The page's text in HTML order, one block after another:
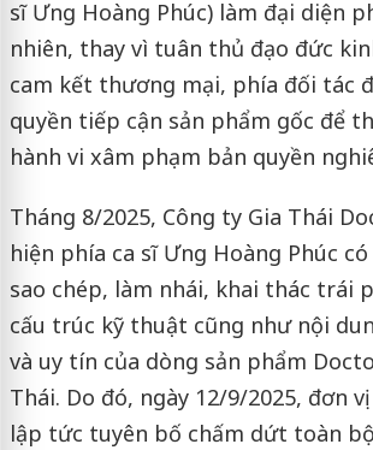
sĩ Ưng Hoàng Phúc) làm đại diện
nhiên, thay vì tuân thủ đạo đức
cam kết thương mại, phía đối tác
quyền tiếp cận sản phẩm gốc để
hành vi xâm phạm bản quyền
Tháng 8/2025, Công ty Gia Thái
hiện phía ca sĩ Ưng Hoàng Phúc
sao chép, làm nhái, khai thác trái
cấu trúc kỹ thuật cũng như nội
và uy tín của dòng sản phẩm
Thái. Do đó, ngày 12/9/2025, đơn
lập tức tuyên bố chấm dứt toàn